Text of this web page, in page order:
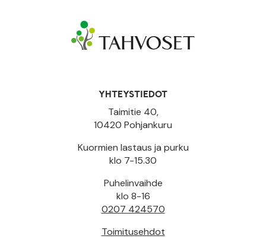
YHTEYSTIEDOT
Taimitie 40,
10420 Pohjankuru
Kuormien lastaus ja purku
klo 7-15.30
Puhelinvaihde
klo 8-16
0207 424570
Toimitusehdot